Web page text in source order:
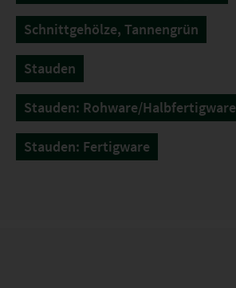
Schnittgehölze, Tannengrün
Stauden
Stauden: Rohware/Halbfertigware
Stauden: Fertigware